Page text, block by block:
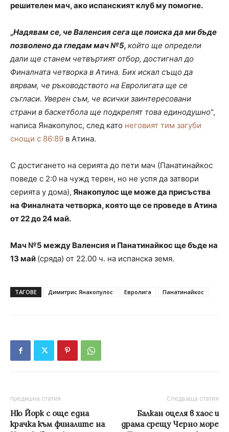
решителен мач, ако испанският клуб му помогне.
„Надявам се, че Валенсия сега ще поиска да ми бъде
позволено да гледам мач №5, който ще определи
дали ще станем четвъртият отбор, достигнал до
Финалната четворка в Атина. Бих искал също да
вярвам, че ръководството на Евролигата ще се
съгласи. Уверен съм, че всички заинтересовани
страни в баскетбола ще подкрепят това единодушно“,
написа Янакопулос, след като неговият тим загуби
снощи с 86:89 в Атина.
С достигането на серията до пети мач (Панатинайкос
поведе с 2:0 на чужд терен, но не успя да затвори
серията у дома), Янакопулос ще може да присъства
на Финалната четворка, която ще се проведе в Атина
от 22 до 24 май.
Мач №5 между Валенсия и Панатинайкос ще бъде на
13 май (сряда) от 22.00 ч. на испанска земя.
ТАГОВЕ Димитрис Янакопулос Евролига Панатинайкос
предишна статия
Ню Йорк с още една
крачка към финалите на
Следваща статия
Балкан оцеля в хаос и
драма срещу Черно море